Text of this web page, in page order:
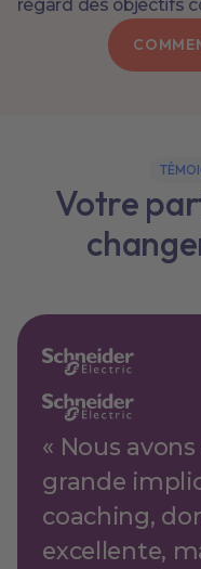
regard des objectifs
Votre
« Nous
grande
coaching,
excellente,